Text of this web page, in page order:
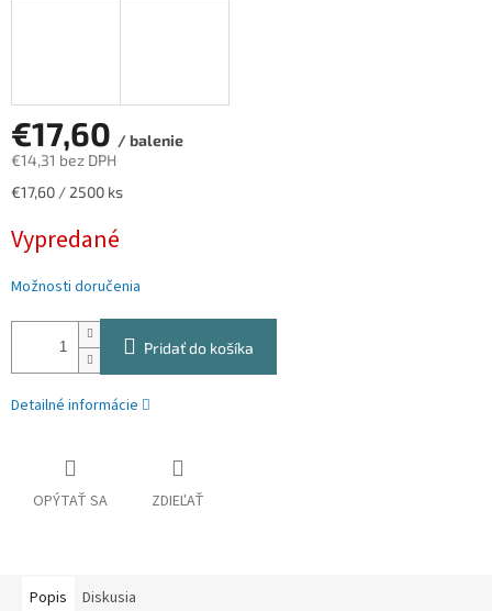
€17,60 / balenie
€14,31 bez DPH
Jednotková
€17,60 / 2500 ks
Vypredané
Možnosti doručenia
Pridať do košíka
Detailné informácie
OPÝTAŤ SA ZDIEĽAŤ
Popis Diskusia